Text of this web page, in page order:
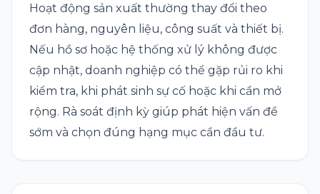
Hoạt động sản xuất thường thay đổi theo
đơn hàng, nguyên liệu, công suất và thiết bị.
Nếu hồ sơ hoặc hệ thống xử lý không được
cập nhật, doanh nghiệp có thể gặp rủi ro khi
kiểm tra, khi phát sinh sự cố hoặc khi cần mở
rộng. Rà soát định kỳ giúp phát hiện vấn đề
sớm và chọn đúng hạng mục cần đầu tư.